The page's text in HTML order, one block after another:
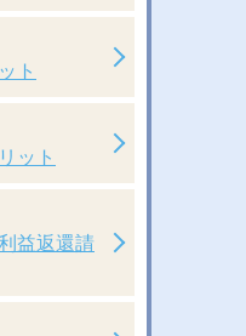
ト
ット
益返還請